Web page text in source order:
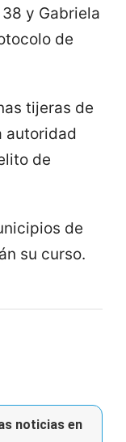
y Gabriela
de
tijeras de
autoridad
de
de
su curso.
noticias en